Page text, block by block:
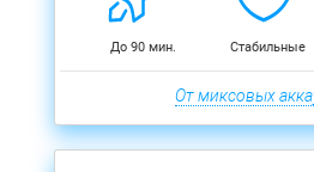
До 90 мин. Стабильные
От миксовых